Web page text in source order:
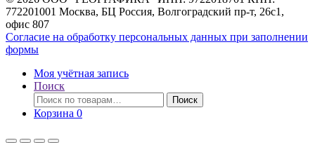
772201001 Москва, БЦ Россия, Волгоградский пр-т, 26с1,
офис 807
Согласие на обработку персональных данных при заполнении
формы
Моя учётная запись
Поиск
Искать:
Поиск
Корзина 0